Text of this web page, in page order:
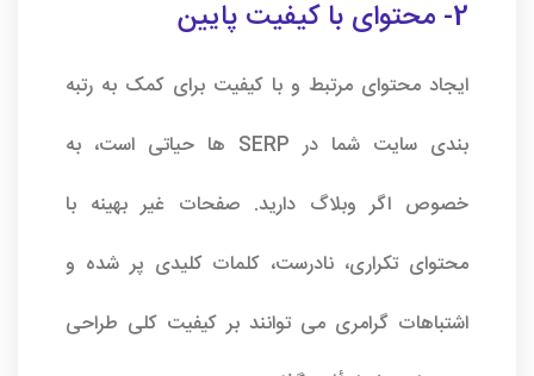
2- محتوای با کیفیت پایین
ایجاد محتوای مرتبط و با کیفیت برای کمک به رتبه
بندی سایت شما در SERP ها حیاتی است، به
خصوص اگر وبلاگ دارید. صفحات غیر بهینه با
محتوای تکراری، نادرست، کلمات کلیدی پر شده و
اشتباهات گرامری می توانند بر کیفیت کلی طراحی